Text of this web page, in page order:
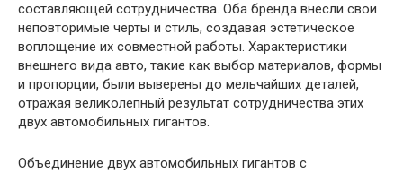
составляющей сотрудничества. Оба бренда внесли свои
неповторимые черты и стиль, создавая эстетическое
воплощение их совместной работы. Характеристики
внешнего вида авто, такие как выбор материалов, формы
и пропорции, были выверены до мельчайших деталей,
отражая великолепный результат сотрудничества этих
двух автомобильных гигантов.
Объединение двух автомобильных гигантов с